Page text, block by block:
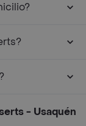
- Usaquén